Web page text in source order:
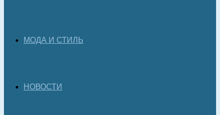
МОДА И СТИЛЬ
НОВОСТИ